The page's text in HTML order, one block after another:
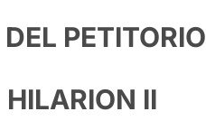
PETITORIO
II